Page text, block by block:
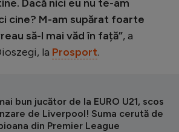
Dacă nici eu nu te-am
cine? M-am supărat foarte
să-l mai văd în față”, a
la Prosport.
bun jucător de la EURO U21, scos
de Liverpool! Suma cerută de
din Premier League